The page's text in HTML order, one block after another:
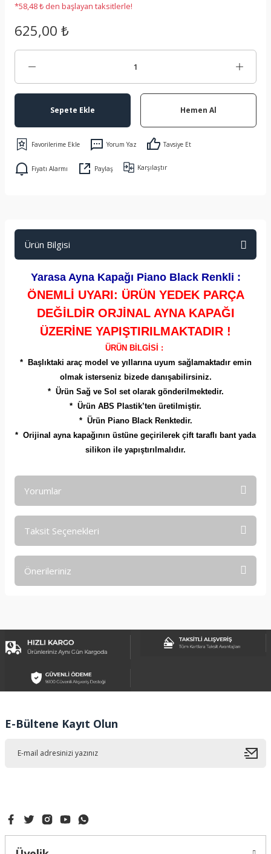
*58,48 ₺ den başlayan taksitlerle!
625,00 ₺
Sepete Ekle Hemen Al
Yorum Yaz Tavsiye Et
Fiyatı Alarmı Paylaş Karşılaştır
Ürün Bilgisi
Yarasa Ayna Kapağı Piano Black Renkli :
ÖNEMLİ UYARI: ÜRÜN YEDEK PARÇA
DEĞİLDİR ORJİNAL AYNA KAPAĞI
ÜZERİNE YAPIŞTIRILMAKTADIR !
ÜRÜN BİLGİSİ :
* Başlıktaki araç model ve yıllarına uyum sağlamaktadır emin
olmak isterseniz bizede danışabilirsiniz.
* Ürün Sağ ve Sol set olarak gönderilmektedir.
* Ürün ABS Plastik’ten üretilmiştir.
* Ürün Piano Black Renktedir.
* Orijinal ayna kapağının üstüne geçirilerek çift taraflı bant yada
silikon ile yapıştırılmalıdır.
Yorumlar
Taksit Seçenekleri
Önerileriniz
Görüş ve önerileriniz için teşekkür ederiz.
Ürün açıklamasında eksik bilgiler bulunuyor.
Ürün fiyatı diğer sitelerden daha pahalı.
E-Bültene Kayıt Olun